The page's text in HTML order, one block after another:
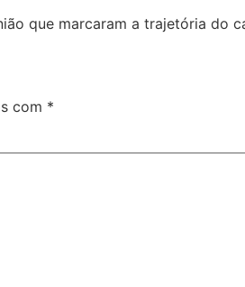
que marcaram a trajetória do
com *